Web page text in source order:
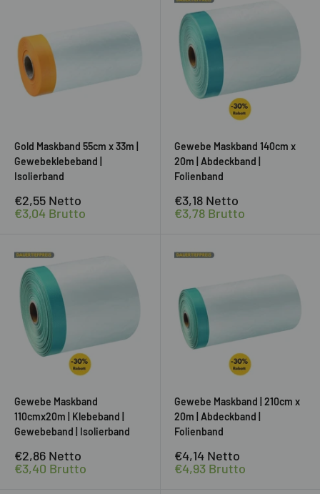
Gold Maskband 55cm x 33m |
Gewebeklebeband |
Isolierband
Sonderpreis
€2,55 Netto
€3,04 Brutto
Gewebe Maskband 140cm x
20m | Abdeckband |
Folienband
Sonderpreis
€3,18 Netto
€3,78 Brutto
Gewebe Maskband
110cmx20m | Klebeband |
Gewebeband | Isolierband
Sonderpreis
€2,86 Netto
€3,40 Brutto
Gewebe Maskband | 210cm x
20m | Abdeckband |
Folienband
Sonderpreis
€4,14 Netto
€4,93 Brutto